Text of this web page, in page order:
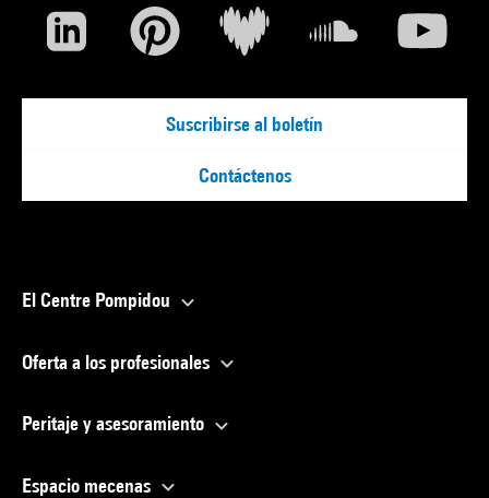
Suscribirse al boletín
Contáctenos
El Centre Pompidou
Oferta a los profesionales
Peritaje y asesoramiento
Espacio mecenas